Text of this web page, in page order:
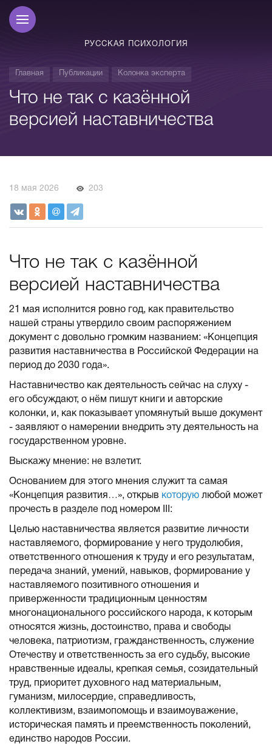
РУССКАЯ ПСИХОЛОГИЯ
Главная Публикации Колонка эксперта
Что не так с казённой
версией наставничества
18 мая 2026 203
Что не так с казённой
версией наставничества
21 мая исполнится ровно год, как правительство
нашей страны утвердило своим распоряжением
документ с довольно громким названием: «Концепция
развития наставничества в Российской Федерации на
период до 2030 года».
Наставничество как деятельность сейчас на слуху -
его обсуждают, о нём пишут книги и авторские
колонки, и, как показывает упомянутый выше документ
- заявляют о намерении внедрить эту деятельность на
государственном уровне.
Выскажу мнение: не взлетит.
Основанием для этого мнения служит та самая
«Концепция развития…», открыв которую любой может
прочесть в разделе под номером III:
Целью наставничества является развитие личности
наставляемого, формирование у него трудолюбия,
ответственного отношения к труду и его результатам,
передача знаний, умений, навыков, формирование у
наставляемого позитивного отношения и
приверженности традиционным ценностям
многонационального российского народа, к которым
относятся жизнь, достоинство, права и свободы
человека, патриотизм, гражданственность, служение
Отечеству и ответственность за его судьбу, высокие
нравственные идеалы, крепкая семья, созидательный
труд, приоритет духовного над материальным,
гуманизм, милосердие, справедливость,
коллективизм, взаимопомощь и взаимоуважение,
историческая память и преемственность поколений,
единство народов России.